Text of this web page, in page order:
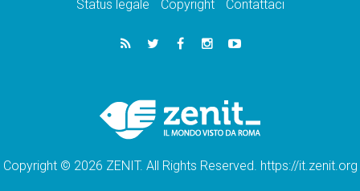
Status legale
Copyright Contattaci
Copyright © 2026 ZENIT. All Rights Reserved. https://it.zenit.org